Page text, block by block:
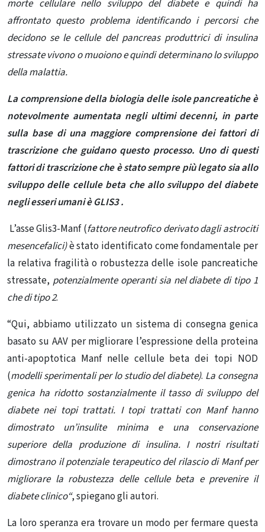
morte cellulare nello sviluppo del diabete e quindi ha
affrontato questo problema identificando i percorsi che
decidono se le cellule del pancreas produttrici di insulina
stressate vivono o muoiono e quindi determinano lo sviluppo
della malattia.
La comprensione della biologia delle isole pancreatiche è
notevolmente aumentata negli ultimi decenni, in parte
sulla base di una maggiore comprensione dei fattori di
trascrizione che guidano questo processo. Uno di questi
fattori di trascrizione che è stato sempre più legato sia allo
sviluppo delle cellule beta che allo sviluppo del diabete
negli esseri umani è GLIS3 .
L’asse Glis3-Manf (fattore neutrofico derivato dagli astrociti
mesencefalici)è stato identificato come fondamentale per
la relativa fragilità o robustezza delle isole pancreatiche
stressate, potenzialmente operanti sia nel diabete di tipo 1
che di tipo 2.
“Qui, abbiamo utilizzato un sistema di consegna genica
basato su AAV per migliorare l’espressione della proteina
anti-apoptotica Manf nelle cellule beta dei topi NOD
(modelli sperimentali per lo studio del diabete). La consegna
genica ha ridotto sostanzialmente il tasso di sviluppo del
diabete nei topi trattati. I topi trattati con Manf hanno
dimostrato un’insulite minima e una conservazione
superiore della produzione di insulina. I nostri risultati
dimostrano il potenziale terapeutico del rilascio di Manf per
migliorare la robustezza delle cellule beta e prevenire il
diabete clinico“, spiegano gli autori.
La loro speranza era trovare un modo per fermare questa